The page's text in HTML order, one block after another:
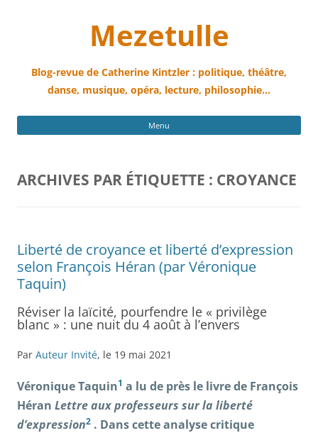
Mezetulle
Blog-revue de Catherine Kintzler : politique, théâtre,
danse, musique, opéra, lecture, philosophie…
Menu
ARCHIVES PAR ÉTIQUETTE : CROYANCE
Liberté de croyance et liberté d’expression
selon François Héran (par Véronique
Taquin)
Réviser la laïcité, pourfendre le « privilège
blanc » : une nuit du 4 août à l’envers
Par Auteur Invité, le 19 mai 2021
Véronique Taquin1 a lu de près le livre de François
Héran Lettre aux professeurs sur la liberté
d’expression2 . Dans cette analyse critique